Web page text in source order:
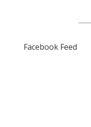
Facebook Feed